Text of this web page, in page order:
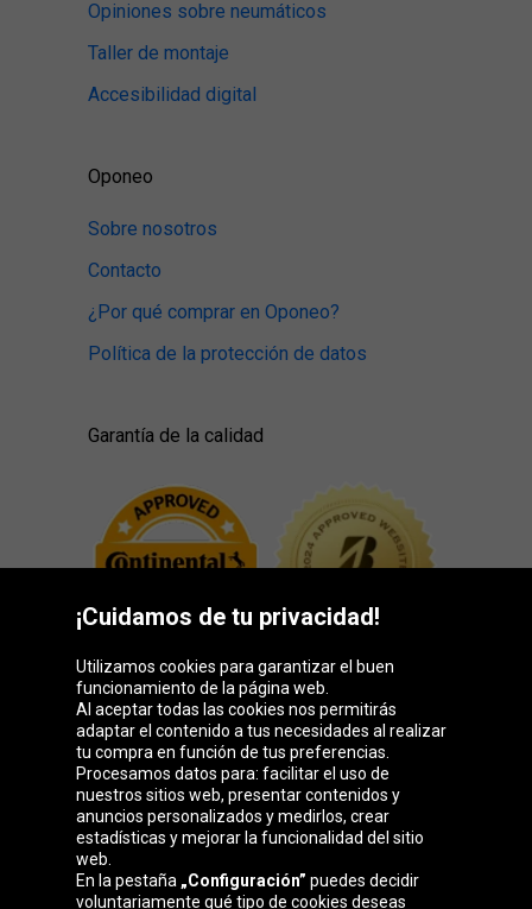
Opiniones sobre neumáticos
Taller de montaje
Accesibilidad digital
Oponeo
Sobre nosotros
Contacto
¿Por qué comprar en Oponeo?
Política de la protección de datos
Garantía de la calidad
Grupo Oponeo
Belgique
republika
¡Cuidamos de tu privacidad!
Utilizamos cookies para garantizar el buen
funcionamiento de la página web.
Al aceptar todas las cookies nos permitirás
adaptar el contenido a tus necesidades al realizar
tu compra en función de tus preferencias.
Procesamos datos para: facilitar el uso de
nuestros sitios web, presentar contenidos y
anuncios personalizados y medirlos, crear
estadísticas y mejorar la funcionalidad del sitio
web.
En la pestaña „Configuración” puedes decidir
voluntariamente qué tipo de cookies deseas